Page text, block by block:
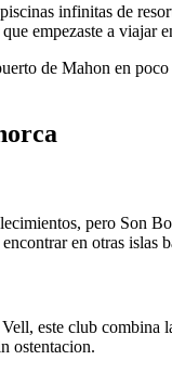
infinitas de
empezaste a viajar
de Mahon en
pero Son
en otras islas
este club
ostentacion.